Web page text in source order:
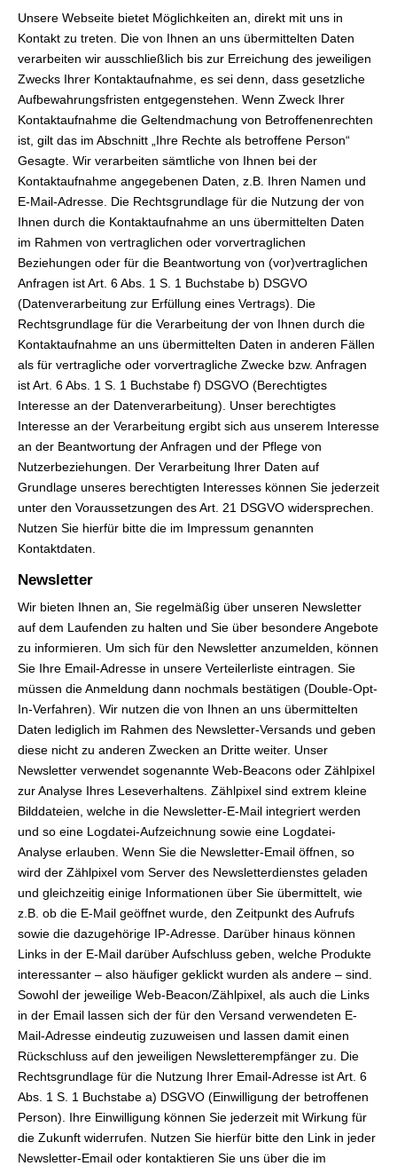
Unsere Webseite bietet Möglichkeiten an, direkt mit uns in
Kontakt zu treten. Die von Ihnen an uns übermittelten Daten
verarbeiten wir ausschließlich bis zur Erreichung des jeweiligen
Zwecks Ihrer Kontaktaufnahme, es sei denn, dass gesetzliche
Aufbewahrungsfristen entgegenstehen. Wenn Zweck Ihrer
Kontaktaufnahme die Geltendmachung von Betroffenenrechten
ist, gilt das im Abschnitt „Ihre Rechte als betroffene Person“
Gesagte. Wir verarbeiten sämtliche von Ihnen bei der
Kontaktaufnahme angegebenen Daten, z.B. Ihren Namen und
E-Mail-Adresse. Die Rechtsgrundlage für die Nutzung der von
Ihnen durch die Kontaktaufnahme an uns übermittelten Daten
im Rahmen von vertraglichen oder vorvertraglichen
Beziehungen oder für die Beantwortung von (vor)vertraglichen
Anfragen ist Art. 6 Abs. 1 S. 1 Buchstabe b) DSGVO
(Datenverarbeitung zur Erfüllung eines Vertrags). Die
Rechtsgrundlage für die Verarbeitung der von Ihnen durch die
Kontaktaufnahme an uns übermittelten Daten in anderen Fällen
als für vertragliche oder vorvertragliche Zwecke bzw. Anfragen
ist Art. 6 Abs. 1 S. 1 Buchstabe f) DSGVO (Berechtigtes
Interesse an der Datenverarbeitung). Unser berechtigtes
Interesse an der Verarbeitung ergibt sich aus unserem Interesse
an der Beantwortung der Anfragen und der Pflege von
Nutzerbeziehungen. Der Verarbeitung Ihrer Daten auf
Grundlage unseres berechtigten Interesses können Sie jederzeit
unter den Voraussetzungen des Art. 21 DSGVO widersprechen.
Nutzen Sie hierfür bitte die im Impressum genannten
Kontaktdaten.
Newsletter
Wir bieten Ihnen an, Sie regelmäßig über unseren Newsletter
auf dem Laufenden zu halten und Sie über besondere Angebote
zu informieren. Um sich für den Newsletter anzumelden, können
Sie Ihre Email-Adresse in unsere Verteilerliste eintragen. Sie
müssen die Anmeldung dann nochmals bestätigen (Double-Opt-
In-Verfahren). Wir nutzen die von Ihnen an uns übermittelten
Daten lediglich im Rahmen des Newsletter-Versands und geben
diese nicht zu anderen Zwecken an Dritte weiter. Unser
Newsletter verwendet sogenannte Web-Beacons oder Zählpixel
zur Analyse Ihres Leseverhaltens. Zählpixel sind extrem kleine
Bilddateien, welche in die Newsletter-E-Mail integriert werden
und so eine Logdatei-Aufzeichnung sowie eine Logdatei-
Analyse erlauben. Wenn Sie die Newsletter-Email öffnen, so
wird der Zählpixel vom Server des Newsletterdienstes geladen
und gleichzeitig einige Informationen über Sie übermittelt, wie
z.B. ob die E-Mail geöffnet wurde, den Zeitpunkt des Aufrufs
sowie die dazugehörige IP-Adresse. Darüber hinaus können
Links in der E-Mail darüber Aufschluss geben, welche Produkte
interessanter – also häufiger geklickt wurden als andere – sind.
Sowohl der jeweilige Web-Beacon/Zählpixel, als auch die Links
in der Email lassen sich der für den Versand verwendeten E-
Mail-Adresse eindeutig zuzuweisen und lassen damit einen
Rückschluss auf den jeweiligen Newsletterempfänger zu. Die
Rechtsgrundlage für die Nutzung Ihrer Email-Adresse ist Art. 6
Abs. 1 S. 1 Buchstabe a) DSGVO (Einwilligung der betroffenen
Person). Ihre Einwilligung können Sie jederzeit mit Wirkung für
die Zukunft widerrufen. Nutzen Sie hierfür bitte den Link in jeder
Newsletter-Email oder kontaktieren Sie uns über die im